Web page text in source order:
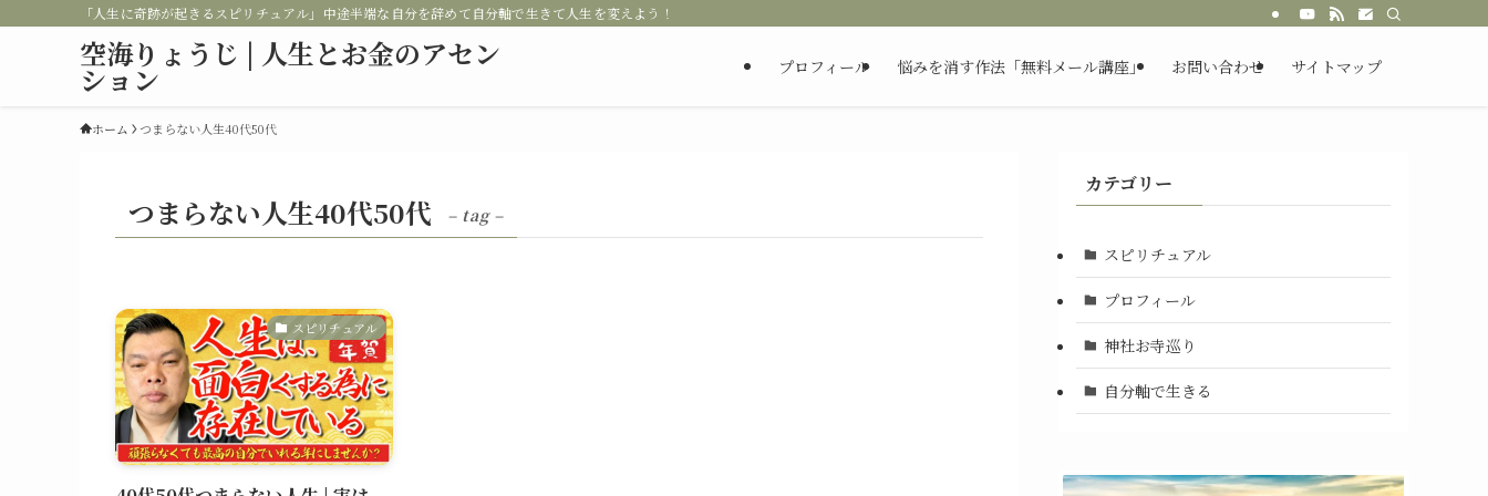
「人生に奇跡が起きるスピリチュアル」中途半端な自分を辞めて自分軸で生きて人生を変えよう！
空海りょうじ | 人生とお金のアセン
ション プロフィール 悩みを消す作法「無料メール講座」 お問い合わせ サイトマップ
ホーム つまらない人生40代50代
つまらない人生40代50代 – tag –
スピリチュアル
カテゴリー
スピリチュアル
プロフィール
神社お寺巡り
自分軸で生きる